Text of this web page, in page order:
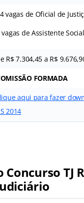
vagas de Oficial de
vagas de Assistente Social
R$ 7.304,45 a R$
FORMADA
aqui para fazer
2014
Concurso TJ